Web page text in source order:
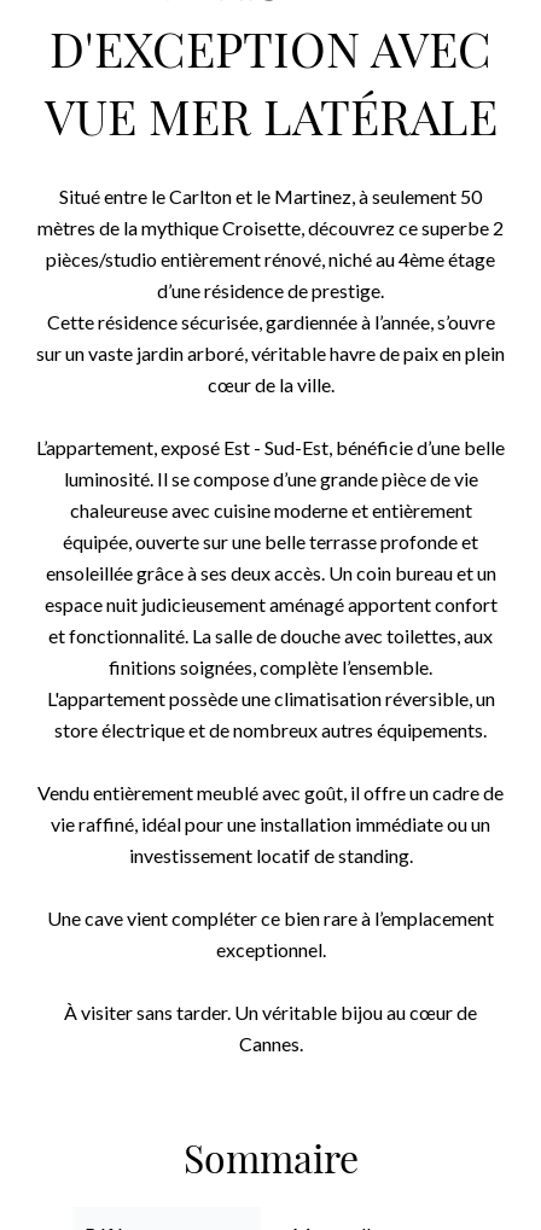
D'EXCEPTION AVEC
VUE MER LATÉRALE
Situé entre le Carlton et le Martinez, à seulement 50
mètres de la mythique Croisette, découvrez ce superbe 2
pièces/studio entièrement rénové, niché au 4ème étage
d’une résidence de prestige.
Cette résidence sécurisée, gardiennée à l’année, s’ouvre
sur un vaste jardin arboré, véritable havre de paix en plein
cœur de la ville.
L’appartement, exposé Est - Sud-Est, bénéficie d’une belle
luminosité. Il se compose d’une grande pièce de vie
chaleureuse avec cuisine moderne et entièrement
équipée, ouverte sur une belle terrasse profonde et
ensoleillée grâce à ses deux accès. Un coin bureau et un
espace nuit judicieusement aménagé apportent confort
et fonctionnalité. La salle de douche avec toilettes, aux
finitions soignées, complète l’ensemble.
L'appartement possède une climatisation réversible, un
store électrique et de nombreux autres équipements.
Vendu entièrement meublé avec goût, il offre un cadre de
vie raffiné, idéal pour une installation immédiate ou un
investissement locatif de standing.
Une cave vient compléter ce bien rare à l’emplacement
exceptionnel.
À visiter sans tarder. Un véritable bijou au cœur de
Cannes.
Sommaire